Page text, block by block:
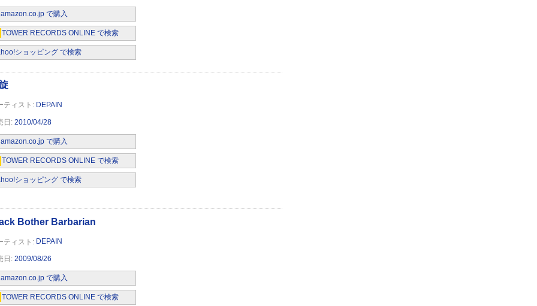
amazon.co.jp で購入
TOWER RECORDS ONLINE で検索
ショッピング で検索
DEPAIN
2010/04/28
amazon.co.jp で購入
TOWER RECORDS ONLINE で検索
ショッピング で検索
DEPAIN
2009/08/26
amazon.co.jp で購入
TOWER RECORDS ONLINE で検索